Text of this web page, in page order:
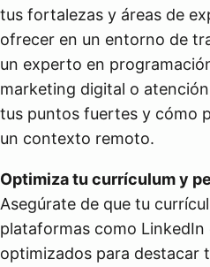
tus fortalezas y áreas de
ofrecer en un entorno de
un experto en
marketing digital o
tus puntos fuertes y cómo
un contexto remoto.
Optimiza tu currículum y
Asegúrate de que tu
plataformas como
optimizados para destacar